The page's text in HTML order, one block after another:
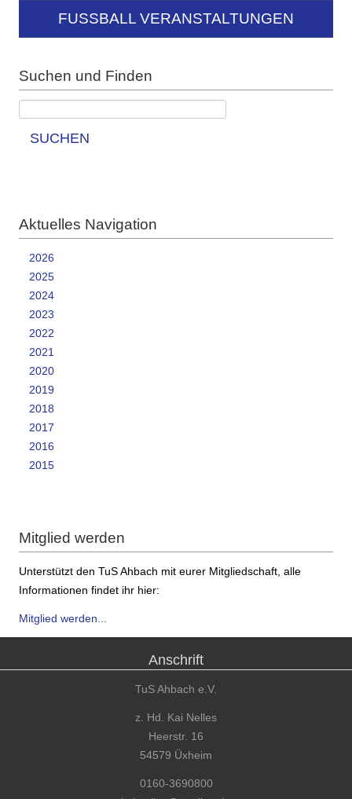
FUSSBALL VERANSTALTUNGEN
Suchen und Finden
SUCHEN
Aktuelles Navigation
2026
2025
2024
2023
2022
2021
2020
2019
2018
2017
2016
2015
Mitglied werden
Unterstützt den TuS Ahbach mit eurer Mitgliedschaft, alle
Informationen findet ihr hier:
Mitglied werden...
Anschrift
TuS Ahbach e.V.
z. Hd. Kai Nelles
Heerstr. 16
54579 Üxheim
0160-3690800